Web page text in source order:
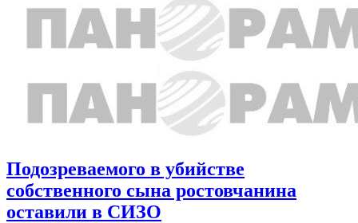
Подозреваемого в убийстве
собственного сына ростовчанина
оставили в СИЗО